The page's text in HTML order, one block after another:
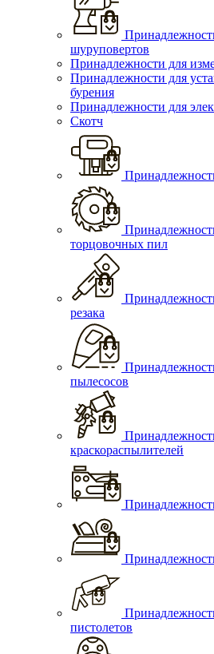
шуруповертов
Принадлежности для
Принадлежности для
бурения
Принадлежности для
Скотч
торцовочных пил
резака
пылесосов
краскораспылителей
пистолетов